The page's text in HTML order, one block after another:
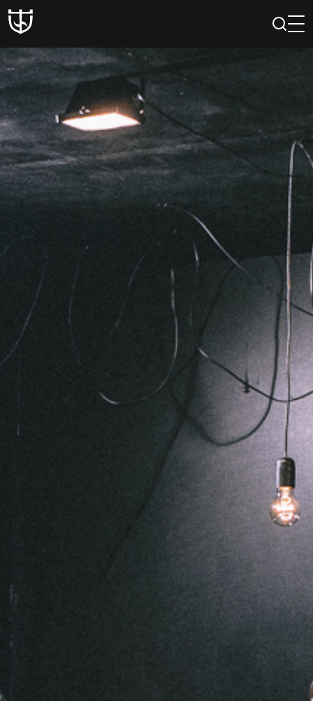
PAIEŠKA
PROFILIS
KREPŠELIS
Teatras
ISTORIJA
KŪRĖJAI
REPERTUARAS
FESTIVALIS „THEATRIUM”
EDUKACIJA IR PARODOS
INFORMACIJA ASMENIMS SU NEGALIA